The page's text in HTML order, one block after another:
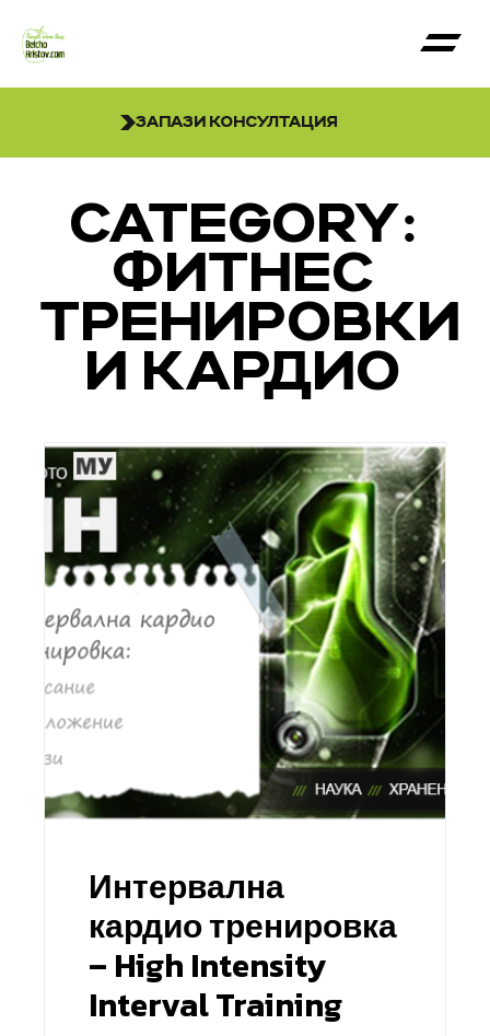
ЗАПАЗИ КОНСУЛТАЦИЯ
CATEGORY:
ФИТНЕС
ТРЕНИРОВКИ
И КАРДИО
Интервална
кардио тренировка
– High Intensity
Interval Training